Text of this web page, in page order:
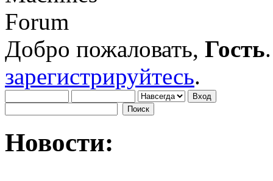
Добро пожаловать, Гость
зарегистрируйтесь.
Новости: